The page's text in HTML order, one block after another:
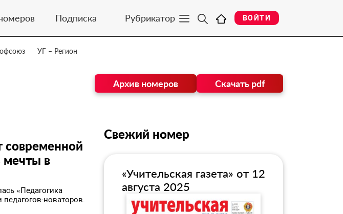
Подписка Рубрикатор ВОЙТИ
УГ – Регион
Архив номеров Скачать pdf
мечты в
«Педагогика
новаторов.
Свежий номер
«Учительская газета» от 12
августа 2025